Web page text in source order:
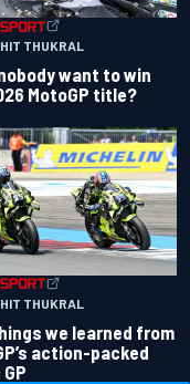
THUKRAL
want to win
MotoGP title?
THUKRAL
we learned from
action-packed